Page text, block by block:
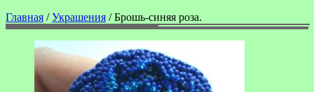
Главная /Украшения / Брошь-синяя роза.